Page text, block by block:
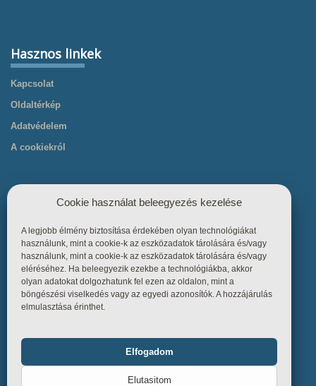
Hasznos linkek
Kapcsolat
Oldaltérkép
Adatvédelem
A cookiekról
Hasznos linkek
Főoldal
Termékek
Tudástár
Üzletszabályzat
Cookie használat beleegyezés kezelése
A legjobb élmény biztosítása érdekében olyan technológiákat
használunk, mint a cookie-k az eszközadatok tárolására és/vagy
használunk, mint a cookie-k az eszközadatok tárolására és/vagy
eléréséhez. Ha beleegyezik ezekbe a technológiákba, akkor
olyan adatokat dolgozhatunk fel ezen az oldalon, mint a
böngészési viselkedés vagy az egyedi azonosítók. A hozzájárulás
elmulasztása érinthet.
Elfogadom
Elutasitom